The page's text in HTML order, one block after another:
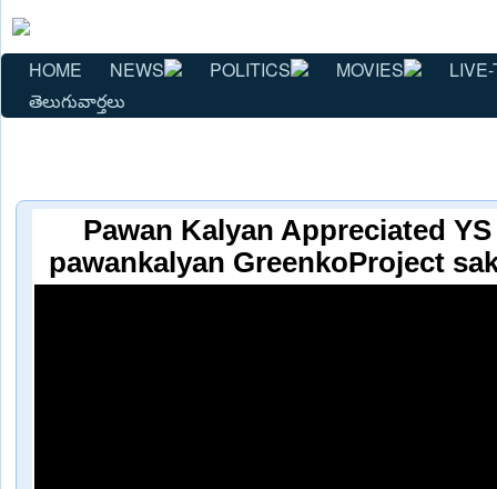
HOME NEWS POLITICS MOVIES
తెలుగువార్తలు
Pawan Kalyan Appreciated
pawankalyan GreenkoProject